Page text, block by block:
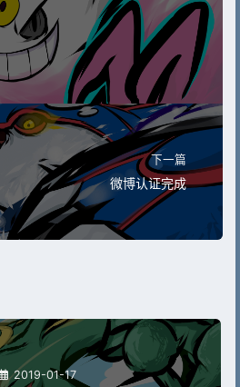
下一篇
微博认证完成
2019-01-17